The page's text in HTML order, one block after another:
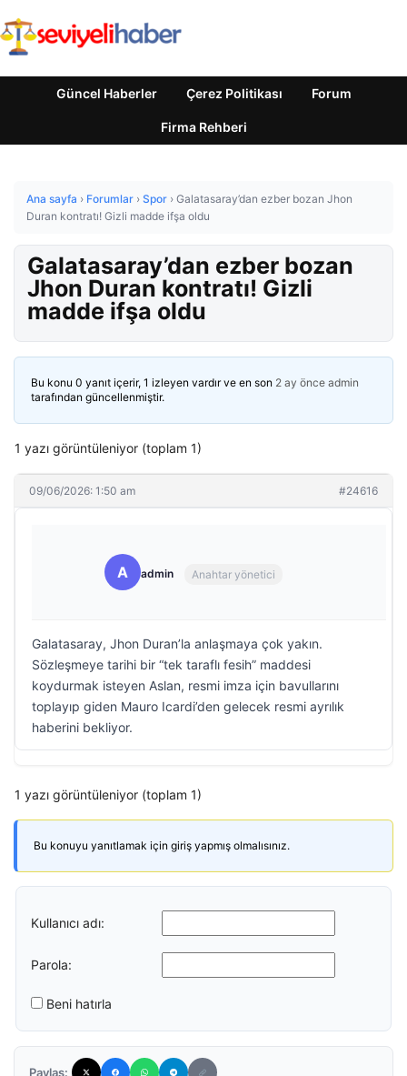
Güncel Haberler Çerez Politikası Forum
Firma Rehberi
Ana sayfa › Forumlar › Spor › Galatasaray’dan ezber bozan Jhon
Duran kontratı! Gizli madde ifşa oldu
Galatasaray’dan ezber bozan
Jhon Duran kontratı! Gizli
madde ifşa oldu
Bu konu 0 yanıt içerir, 1 izleyen vardır ve en son 2 ay önce admin
tarafından güncellenmiştir.
1 yazı görüntüleniyor (toplam 1)
09/06/2026: 1:50 am #24616
A admin Anahtar yönetici
Galatasaray, Jhon Duran’la anlaşmaya çok yakın.
Sözleşmeye tarihi bir “tek taraflı fesih” maddesi
koydurmak isteyen Aslan, resmi imza için bavullarını
toplayıp giden Mauro Icardi’den gelecek resmi ayrılık
haberini bekliyor.
1 yazı görüntüleniyor (toplam 1)
Bu konuyu yanıtlamak için giriş yapmış olmalısınız.
Kullanıcı adı:
Parola:
Beni hatırla
Paylaş: